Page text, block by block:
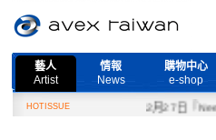
藝人
Artist
情報
News
購物中心
e-shop
HOTISSUE 2月27日『Need